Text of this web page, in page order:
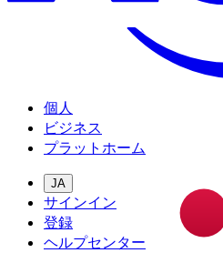
個人
ビジネス
プラットホーム
JA
サインイン
登録
ヘルプセンター